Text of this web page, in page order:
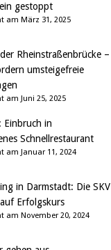
gestoppt
am März 31, 2025
Rheinstraßenbrücke –
umsteigefreie
am Juni 25, 2025
Einbruch in
Schnellrestaurant
am Januar 11, 2024
in Darmstadt: Die SKV
Erfolgskurs
am November 20, 2024